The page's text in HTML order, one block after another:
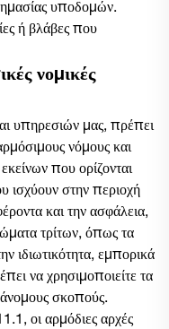
υποδομών.
ή βλάβες που
νομικές
υπηρεσιών μας, πρέπει
νόμους και
που ορίζονται
ισχύουν στην περιοχή
και την ασφάλεια,
τρίτων, όπως τα
ιδιωτικότητα, εμπορικά
να χρησιμοποιείτε τα
σκοπούς.
οι αρμόδιες αρχές